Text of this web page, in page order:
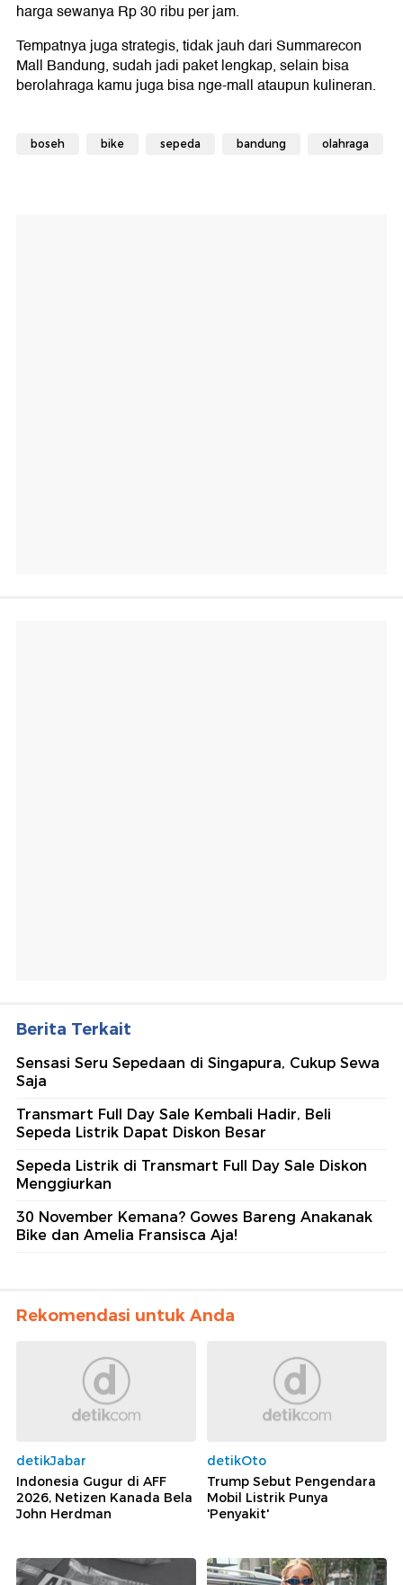
harga sewanya Rp 30 ribu per jam.
Tempatnya juga strategis, tidak jauh dari Summarecon
Mall Bandung, sudah jadi paket lengkap, selain bisa
berolahraga kamu juga bisa nge-mall ataupun kulineran.
boseh bike sepeda bandung olahraga
Berita Terkait
Sensasi Seru Sepedaan di Singapura, Cukup Sewa
Saja
Transmart Full Day Sale Kembali Hadir, Beli
Sepeda Listrik Dapat Diskon Besar
Sepeda Listrik di Transmart Full Day Sale Diskon
Menggiurkan
30 November Kemana? Gowes Bareng Anakanak
Bike dan Amelia Fransisca Aja!
Rekomendasi untuk Anda
detikJabar
Indonesia Gugur di AFF
2026, Netizen Kanada Bela
John Herdman
detikOto
Trump Sebut Pengendara
Mobil Listrik Punya
'Penyakit'